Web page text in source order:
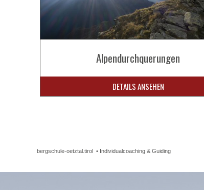
Alpendurchquerungen
DETAILS ANSEHEN
bergschule-oetztal.tirol • Individualcoaching & Guiding